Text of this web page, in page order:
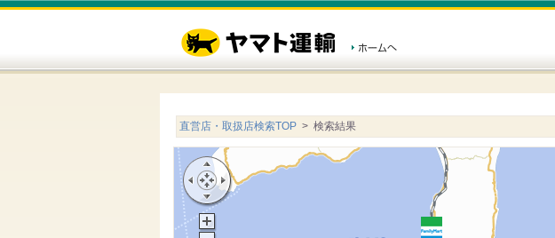
直営店・取扱店検索TOP > 検索結果